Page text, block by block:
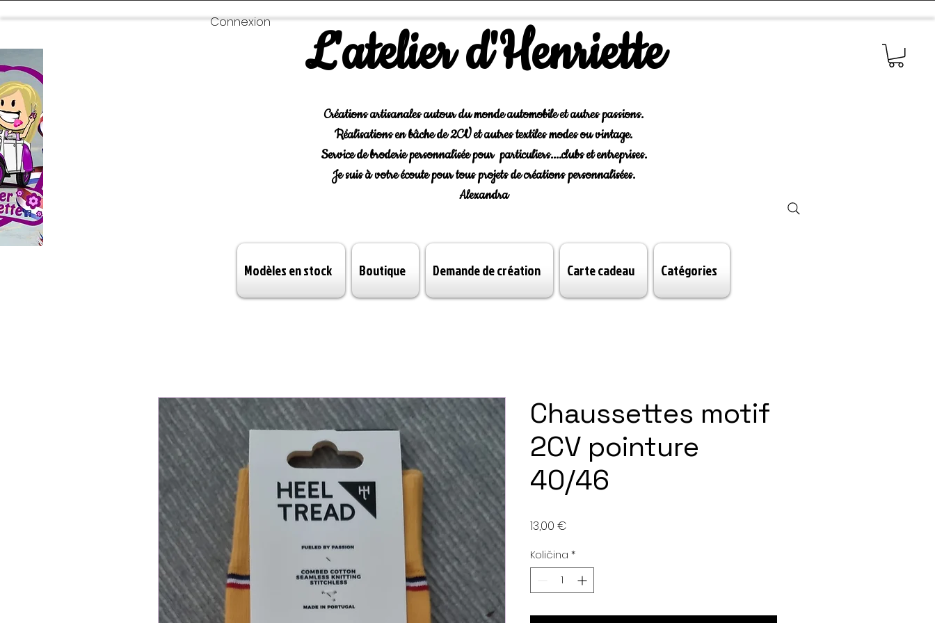
L'atelier d'Henriette
Connexion
Créations artisanales autour du monde automobile et autres passions.
Réalisations en bâche de 2CV et autres textiles modes ou vintage.
Service de broderie personnalisée pour particuliers....clubs et entreprises.
Je suis à votre écoute pour tous projets de créations personnalisées.
Alexandra
Modèles en stock Boutique Demande de création Carte cadeau Catégories
Chaussettes motif
2CV pointure
40/46
13,00 €
Količina *